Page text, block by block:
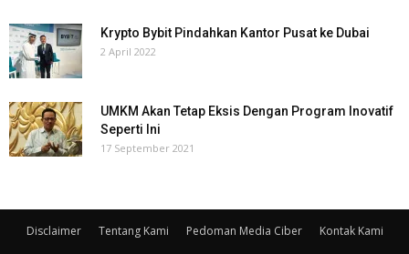
Krypto Bybit Pindahkan Kantor Pusat ke Dubai
2 April 2022
UMKM Akan Tetap Eksis Dengan Program Inovatif
Seperti Ini
17 September 2021
Disclaimer Tentang Kami Pedoman Media Ciber Kontak Kami